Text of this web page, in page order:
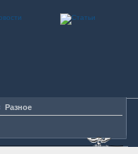
Разное